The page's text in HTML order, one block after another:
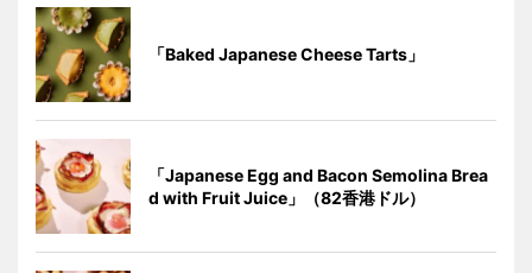
「Baked Japanese Cheese Tarts」
「Japanese Egg and Bacon Semolina Brea
d with Fruit Juice」（82香港ドル）